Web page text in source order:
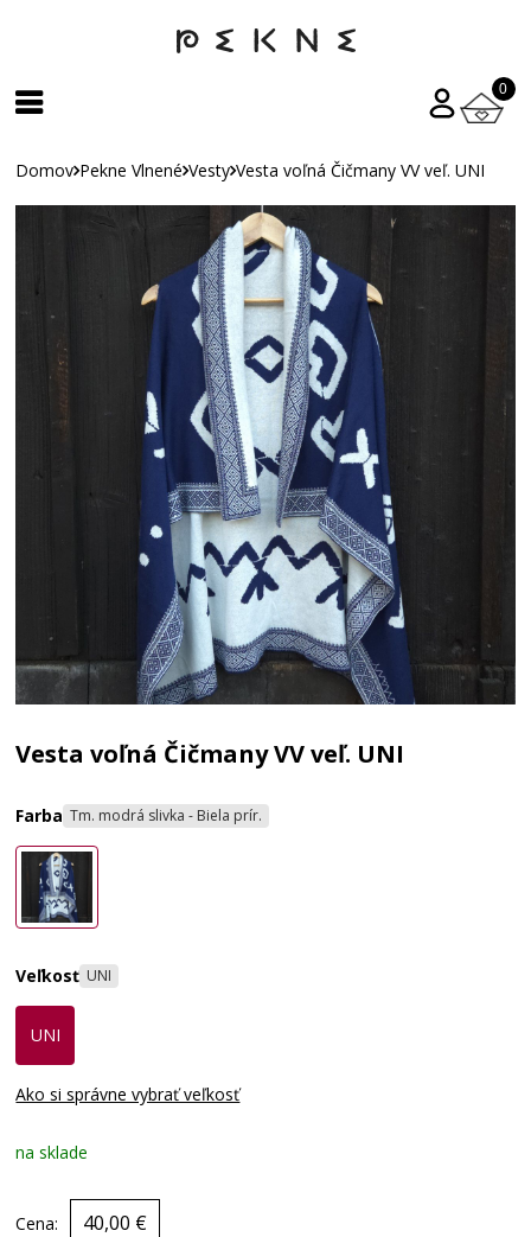
0
Domov Pekne Vlnené Vesty Vesta voľná Čičmany VV veľ. UNI
Vesta voľná Čičmany VV veľ. UNI
Farba Tm. modrá slivka - Biela prír.
Veľkosť UNI
UNI
Ako si správne vybrať veľkosť
na sklade
Cena: 40,00 €